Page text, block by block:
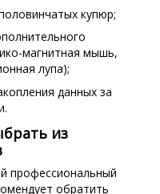
купюр;
магнитная мышь,
лупа);
данных за
из
профессиональный
обратить